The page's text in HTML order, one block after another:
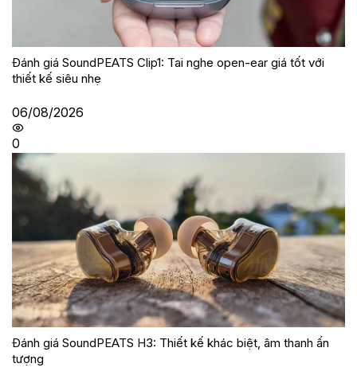
Đánh giá SoundPEATS Clip1: Tai nghe open-ear giá tốt với
thiết kế siêu nhẹ
06/08/2026
0
Đánh giá SoundPEATS H3: Thiết kế khác biệt, âm thanh ấn
tượng